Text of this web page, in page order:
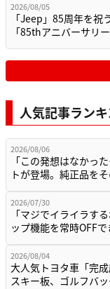
2026/08/05
「Jeep」85周年を祝
「85thアニバーサリ
人気記事ラン
2026/08/06
「この発想はなかっ
トが登場。純正品を
2026/07/30
「マジでイライラす
ップ機能を常時OFF
2026/08/04
大人気トヨタ車「完
スキー板、ゴルフバ